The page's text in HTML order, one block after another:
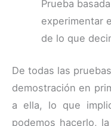
Prueba
experimentar
de lo que
De todas las
demostración en
a ella, lo que
podemos hacerlo,